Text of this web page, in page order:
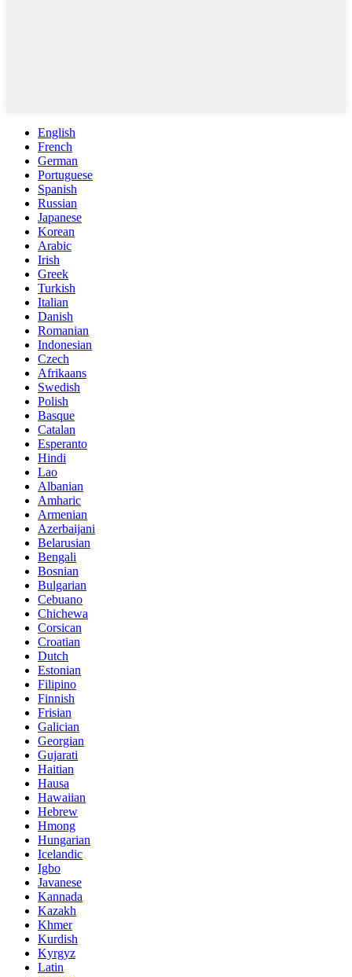
English
French
German
Portuguese
Spanish
Russian
Japanese
Korean
Arabic
Irish
Greek
Turkish
Italian
Danish
Romanian
Indonesian
Czech
Afrikaans
Swedish
Polish
Basque
Catalan
Esperanto
Hindi
Lao
Albanian
Amharic
Armenian
Azerbaijani
Belarusian
Bengali
Bosnian
Bulgarian
Cebuano
Chichewa
Corsican
Croatian
Dutch
Estonian
Filipino
Finnish
Frisian
Galician
Georgian
Gujarati
Haitian
Hausa
Hawaiian
Hebrew
Hmong
Hungarian
Icelandic
Igbo
Javanese
Kannada
Kazakh
Khmer
Kurdish
Kyrgyz
Latin